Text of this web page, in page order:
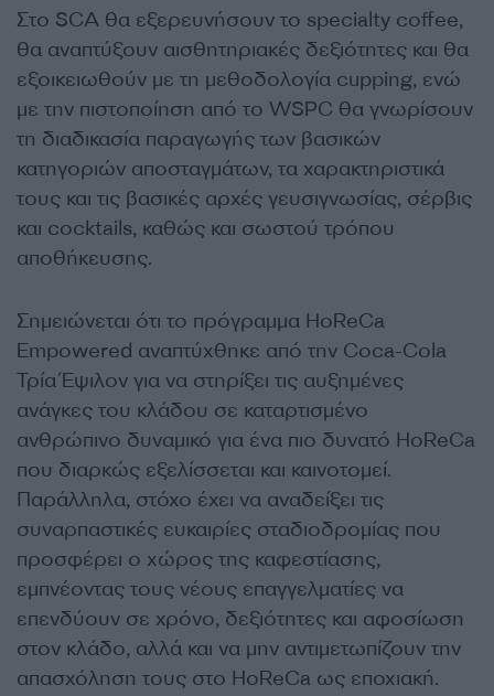
Στο SCA θα εξερευνήσουν το specialty coffee,
θα αναπτύξουν αισθητηριακές δεξιότητες και θα
εξοικειωθούν με τη μεθοδολογία cupping, ενώ
με την πιστοποίηση από το WSPC θα γνωρίσουν
τη διαδικασία παραγωγής των βασικών
κατηγοριών αποσταγμάτων, τα χαρακτηριστικά
τους και τις βασικές αρχές γευσιγνωσίας, σέρβις
και cocktails, καθώς και σωστού τρόπου
αποθήκευσης.
Σημειώνεται ότι το πρόγραμμα HoReCa
Empowered αναπτύχθηκε από την Coca-Cola
Τρία Έψιλον για να στηρίξει τις αυξημένες
ανάγκες του κλάδου σε καταρτισμένο
ανθρώπινο δυναμικό για ένα πιο δυνατό HoReCa
που διαρκώς εξελίσσεται και καινοτομεί.
Παράλληλα, στόχο έχει να αναδείξει τις
συναρπαστικές ευκαιρίες σταδιοδρομίας που
προσφέρει ο χώρος της καφεστίασης,
εμπνέοντας τους νέους επαγγελματίες να
επενδύουν σε χρόνο, δεξιότητες και αφοσίωση
στον κλάδο, αλλά και να μην αντιμετωπίζουν την
απασχόληση τους στο HoReCa ως εποχιακή.